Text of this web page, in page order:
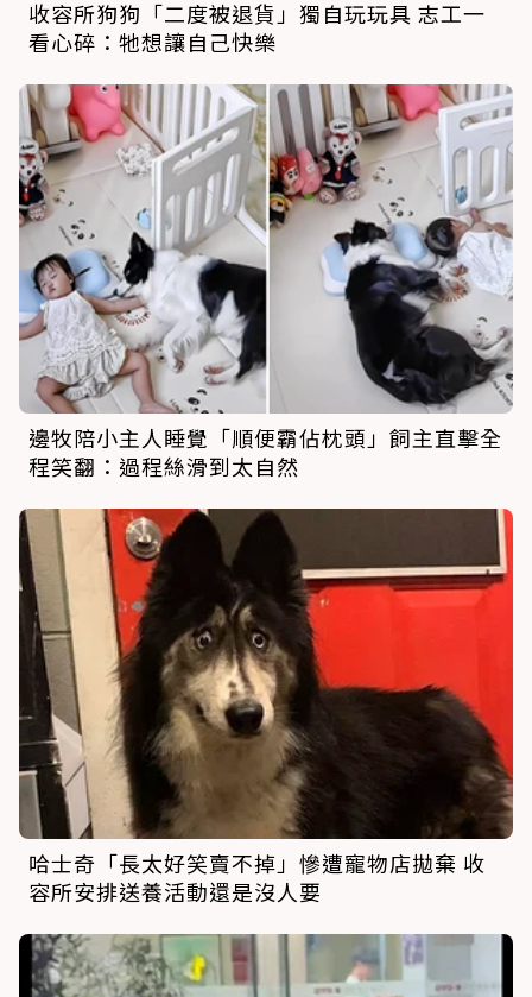
收容所狗狗「二度被退貨」獨自玩玩具 志工一
看心碎：牠想讓自己快樂
邊牧陪小主人睡覺「順便霸佔枕頭」飼主直擊全
程笑翻：過程絲滑到太自然
哈士奇「長太好笑賣不掉」慘遭寵物店拋棄 收
容所安排送養活動還是沒人要